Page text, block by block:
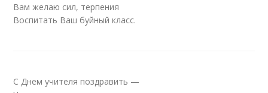
Вам желаю сил, терпения
Воспитать Ваш буйный класс.
С Днем учителя поздравить —